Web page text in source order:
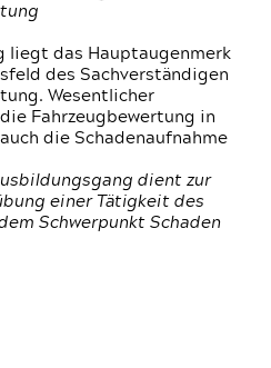
liegt das Hauptaugenmerk
des Sachverständigen
Wesentlicher
Fahrzeugbewertung in
auch die Schadenaufnahme
dient zur
einer Tätigkeit des
Schwerpunkt Schaden